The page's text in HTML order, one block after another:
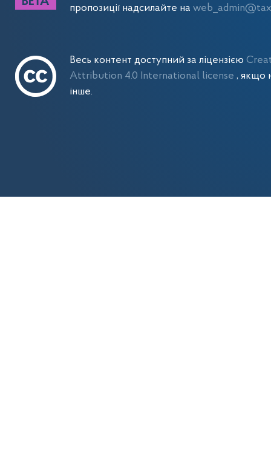
пропозиції надсилайте на
Весь контент доступний за ліцензією
Attribution 4.0 International license , якщо
інше.